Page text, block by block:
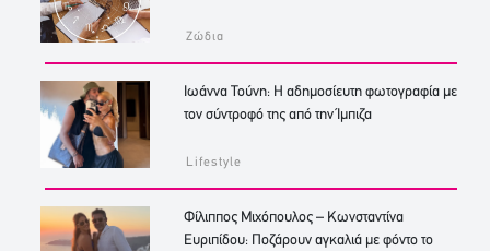
Ζώδια
Ιωάννα Τούνη: Η αδημοσίευτη φωτογραφία με
τον σύντροφό της από την Ίμπιζα
Lifestyle
Φίλιππος Μιχόπουλος – Κωνσταντίνα
Ευριπίδου: Ποζάρουν αγκαλιά με φόντο το